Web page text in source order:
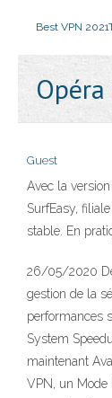
Best VPN 2021
Guest
Avec la
SurfEasy,
stable. En
26/05/2020
gestion de la
performances
System
maintenant
VPN, un Mode